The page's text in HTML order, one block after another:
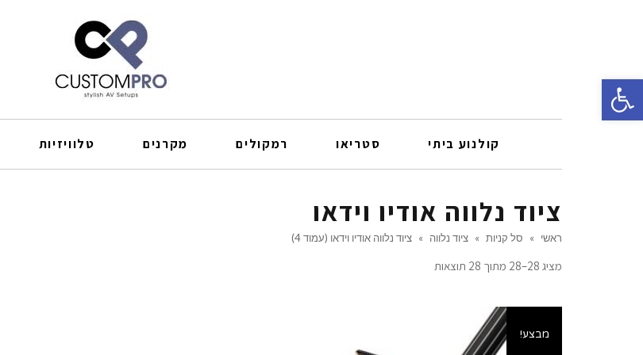
קולנוע ביתי סטריאו רמקולים מקרנים טלוויזיות
ציוד נלווה אודיו וידאו
ראשי » סל קניות » ציוד נלווה » ציוד נלווה אודיו וידאו (עמוד 4)
מציג 28–28 מתוך 28 תוצאות
מבצע!
פתח סרגל נגישות